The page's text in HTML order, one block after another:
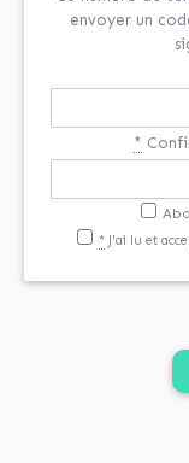
envoyer un
*
* J'ai lu et